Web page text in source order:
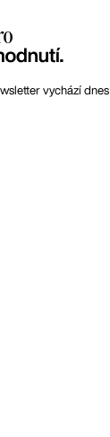
vychází dnes